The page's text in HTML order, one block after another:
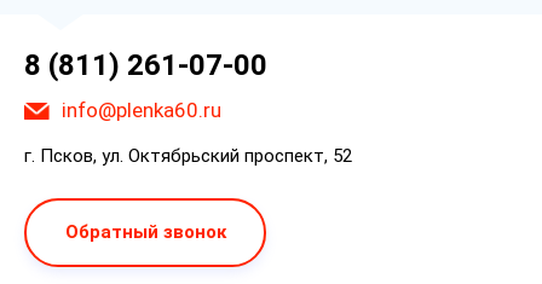
8 (811) 261-07-00
info@plenka60.ru
г. Псков, ул. Октябрьский проспект, 52
Обратный звонок